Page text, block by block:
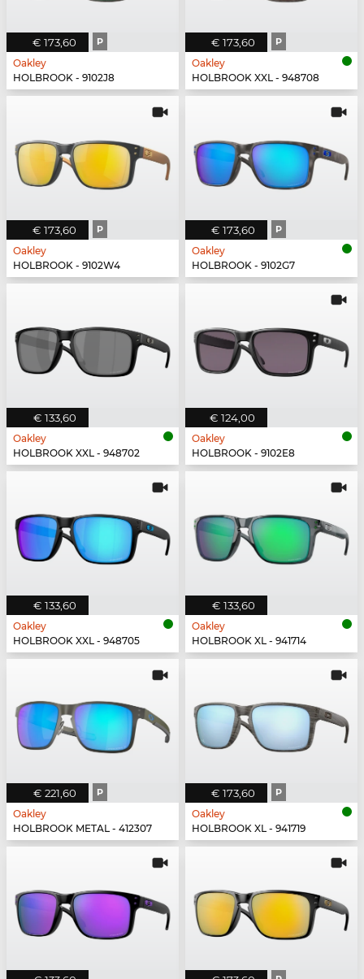
€ 173,60 P
Oakley
HOLBROOK - 9102J8
€ 173,60 P
Oakley
HOLBROOK XXL - 948708
€ 173,60 P
Oakley
HOLBROOK - 9102W4
€ 173,60 P
Oakley
HOLBROOK - 9102G7
€ 133,60
Oakley
HOLBROOK XXL - 948702
€ 124,00
Oakley
HOLBROOK - 9102E8
€ 133,60
Oakley
HOLBROOK XXL - 948705
€ 133,60
Oakley
HOLBROOK XL - 941714
€ 221,60 P
Oakley
HOLBROOK METAL - 412307
€ 173,60 P
Oakley
HOLBROOK XL - 941719